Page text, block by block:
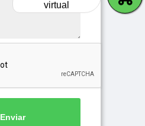
Enviar
virtual